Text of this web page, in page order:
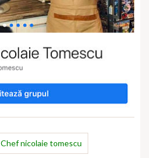
Chef nicolaie tomescu